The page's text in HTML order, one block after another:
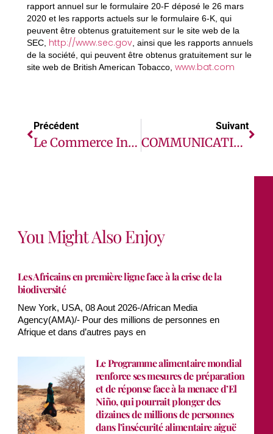
rapport annuel sur le formulaire 20-F déposé le 26 mars
2020 et les rapports actuels sur le formulaire 6-K, qui
peuvent être obtenus gratuitement sur le site web de la
SEC, http://www.sec.gov, ainsi que les rapports annuels
de la société, qui peuvent être obtenus gratuitement sur le
site web de British American Tobacco, www.bat.com
Précédent
Le Commerce Intra-Africain Est Essentiel Pour Amortir Les Effets Des Tensions Commerciales Et Des Chocs Extérieurs, Selon Afreximbank
Suivant
COMMUNICATION POST-ÉVÉNEMENT SUR LA 6e ÉDITION DES PRIX D’EXCELLENCE DANS LES ASSURANCES EN AFRIQUE
You Might Also Enjoy
Les Africains en première ligne face à la crise de la
biodiversité
New York, USA, 08 Aout 2026-/African Media
Agency(AMA)/- Pour des millions de personnes en
Afrique et dans d’autres pays en
Le Programme alimentaire mondial
renforce ses mesures de préparation
et de réponse face à la menace d’El
Niño, qui pourrait plonger des
dizaines de millions de personnes
dans l’insécurité alimentaire aiguë